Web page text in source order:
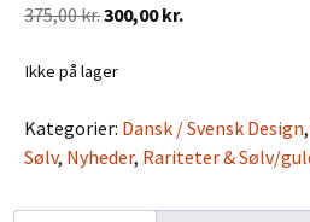
375,00kr.Den
pris
375,00 kr..
300,00kr.Den
300,00 kr..
Ikke på lager
Kategorier: Dansk / Svensk Design,
Sølv, Nyheder, Rariteter & Sølv/